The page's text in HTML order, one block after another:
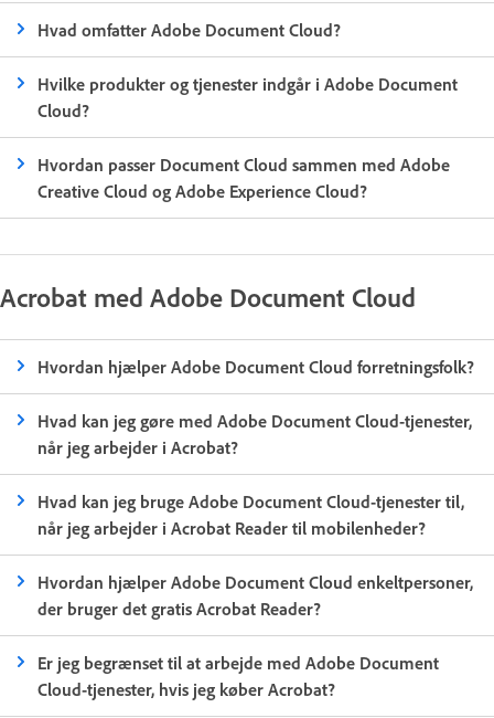
Hvad omfatter Adobe Document Cloud?
Hvilke produkter og tjenester indgår i Adobe Document
Cloud?
Hvordan passer Document Cloud sammen med Adobe
Creative Cloud og Adobe Experience Cloud?
Acrobat med Adobe Document Cloud
Hvordan hjælper Adobe Document Cloud forretningsfolk?
Hvad kan jeg gøre med Adobe Document Cloud-tjenester,
når jeg arbejder i Acrobat?
Hvad kan jeg bruge Adobe Document Cloud-tjenester til,
når jeg arbejder i Acrobat Reader til mobilenheder?
Hvordan hjælper Adobe Document Cloud enkeltpersoner,
der bruger det gratis Acrobat Reader?
Er jeg begrænset til at arbejde med Adobe Document
Cloud-tjenester, hvis jeg køber Acrobat?